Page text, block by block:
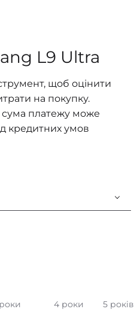
L9 Ultra
щоб оцінити
на покупку.
сума платежу може
кредитних умов
4 роки
5 років